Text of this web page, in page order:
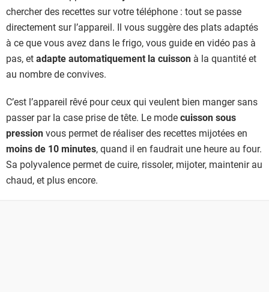
chercher des recettes sur votre téléphone : tout se passe
directement sur l’appareil. Il vous suggère des plats adaptés
à ce que vous avez dans le frigo, vous guide en vidéo pas à
pas, etadapte automatiquement la cuisson à la quantité et
au nombre de convives.
C’est l’appareil rêvé pour ceux qui veulent bien manger sans
passer par la case prise de tête. Le modecuisson sous
pressionvous permet de réaliser des recettes mijotées en
moins de 10 minutes, quand il en faudrait une heure au four.
Sa polyvalence permet de cuire, rissoler, mijoter, maintenir au
chaud, et plus encore.